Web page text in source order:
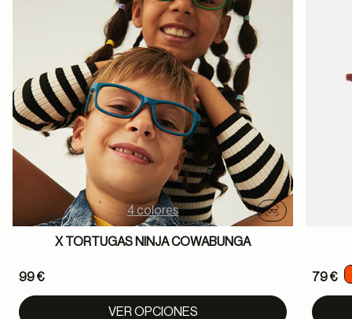
4 colores
Probador
X TORTUGAS NINJA COWABUNGA
99 €
VER OPCIONES
79 €